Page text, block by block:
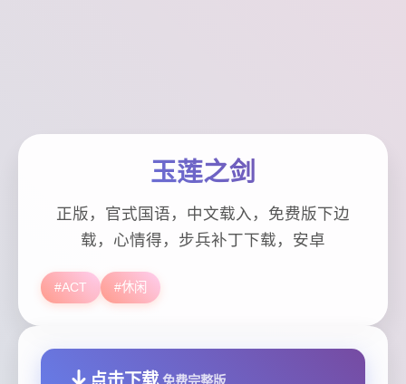
玉莲之剑
正版，官式国语，中文载入，免费版下边
载，心情得，步兵补丁下载，安卓
#ACT #休闲
点击下载